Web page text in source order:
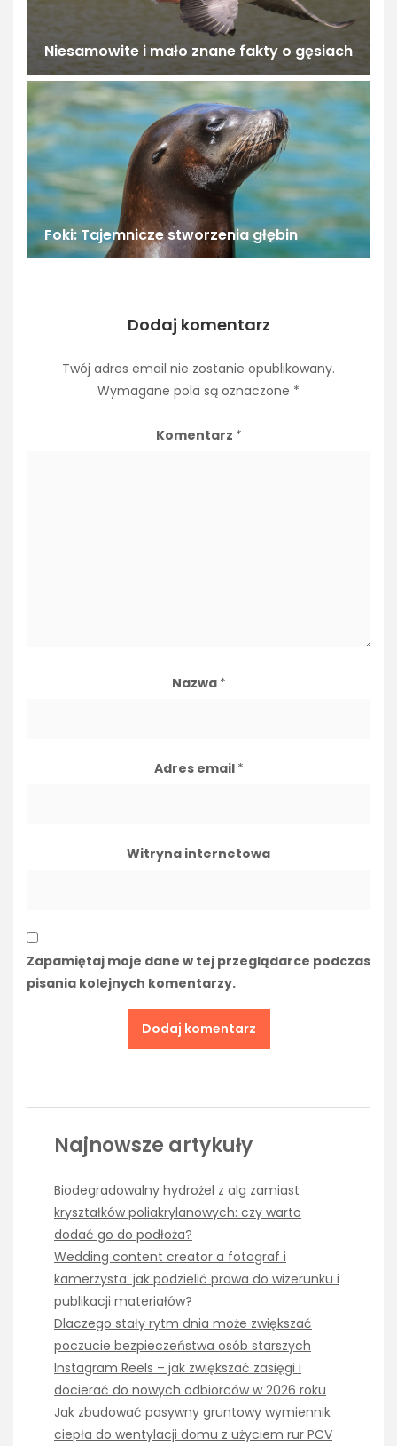
Niesamowite i mało znane fakty o gęsiach
Foki: Tajemnicze stworzenia głębin
Dodaj komentarz
Twój adres email nie zostanie opublikowany.
Wymagane pola są oznaczone *
Komentarz *
Nazwa *
Adres email *
Witryna internetowa
Zapamiętaj moje dane w tej przeglądarce podczas
pisania kolejnych komentarzy.
Najnowsze artykuły
Biodegradowalny hydrożel z alg zamiast
kryształków poliakrylanowych: czy warto
dodać go do podłoża?
Wedding content creator a fotograf i
kamerzysta: jak podzielić prawa do wizerunku i
publikacji materiałów?
Dlaczego stały rytm dnia może zwiększać
poczucie bezpieczeństwa osób starszych
Instagram Reels – jak zwiększać zasięgi i
docierać do nowych odbiorców w 2026 roku
Jak zbudować pasywny gruntowy wymiennik
ciepła do wentylacji domu z użyciem rur PCV